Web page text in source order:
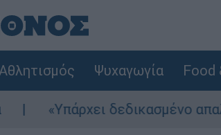
Ψυχαγωγία Food
απαλλακτικό για